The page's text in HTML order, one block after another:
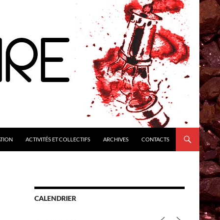
ACTIVITÉS ET COLLECTIFS ARCHIVES CONTACTS
CALENDRIER